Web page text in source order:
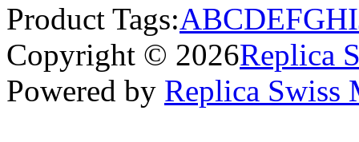
Product Tags:ABCDEFGHI
Copyright © 2026Replica
Powered by Replica Swiss